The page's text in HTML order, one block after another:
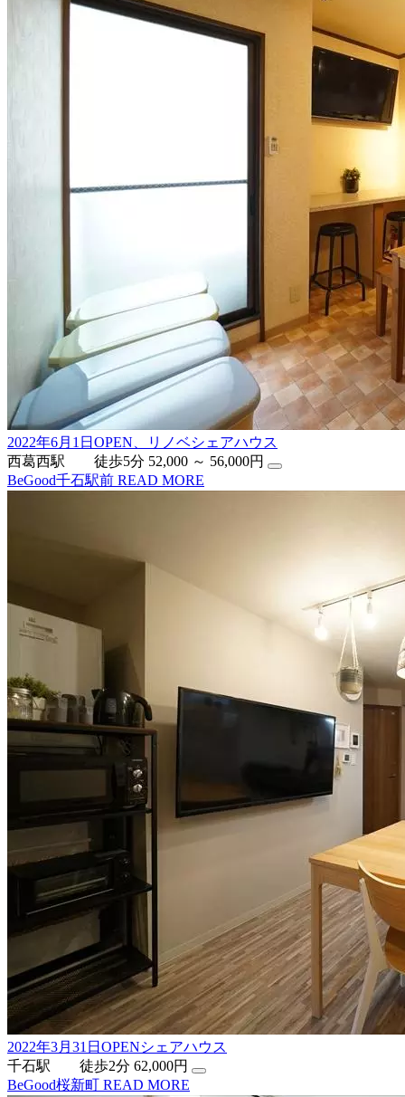
2022年6月1日OPEN、リノベシェアハウス
西葛西駅 徒歩5分 52,000 ～ 56,000円
BeGood千石駅前 READ MORE
2022年3月31日OPENシェアハウス
千石駅 徒歩2分 62,000円
BeGood桜新町 READ MORE